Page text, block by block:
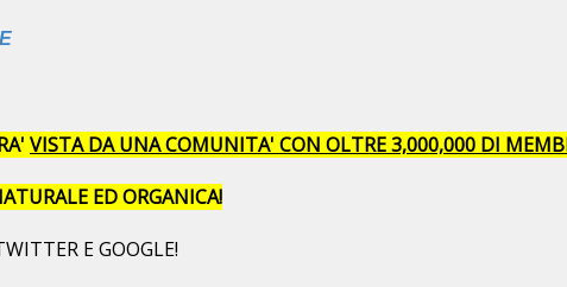
VISTA DA UNA COMUNITA' CON OLTRE 3,000,000 DI
ED ORGANICA!
E GOOGLE!